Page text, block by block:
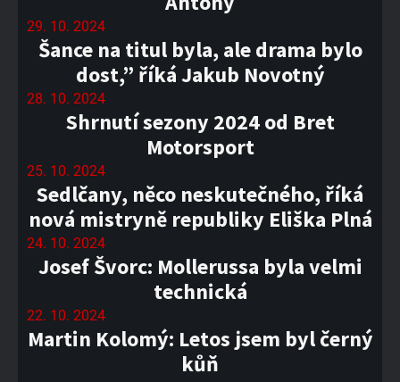
29. 10. 2024
Šance na titul byla, ale drama bylo
dost,” říká Jakub Novotný
28. 10. 2024
Shrnutí sezony 2024 od Bret
Motorsport
25. 10. 2024
Sedlčany, něco neskutečného, říká
nová mistryně republiky Eliška Plná
24. 10. 2024
Josef Švorc: Mollerussa byla velmi
technická
22. 10. 2024
Martin Kolomý: Letos jsem byl černý
kůň